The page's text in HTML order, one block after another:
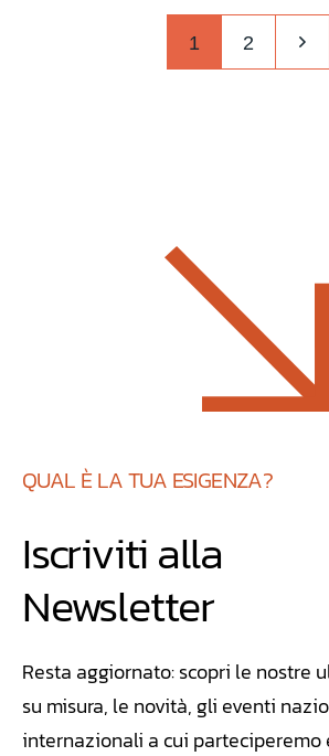
1 2
QUAL È LA TUA ESIGENZA?
Iscriviti alla
Newsletter
Resta aggiornato: scopri le nostre
su misura, le novità, gli eventi
internazionali a cui